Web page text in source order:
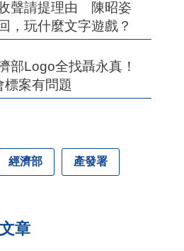
聲請提理由 陳昭姿
，玩什麼文字遊戲？
部Logo全找聶永真！
標案有問題
經濟部 產發署
章